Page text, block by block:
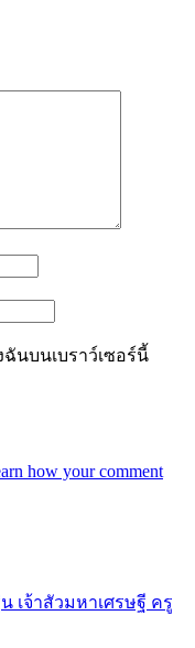
นบนเบราว์เซอร์นี้
how your comment